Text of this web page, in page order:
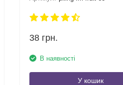
38 грн.
В наявності
У кошик